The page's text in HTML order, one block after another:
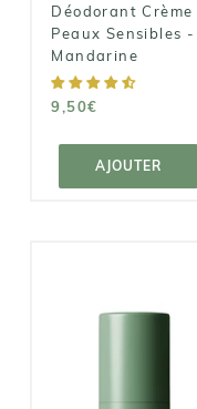
Déodorant Crème
Peaux Sensibles -
Mandarine
9,50€
AJOUTER
AJOUTER AU
PANIER